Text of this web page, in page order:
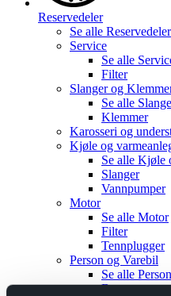
Reservedeler
Se alle Reservedeler
Service
Se alle
Filter
Slanger og
Se alle
Klemmer
Karosseri og
Kjøle og
Se alle Kjøle
Slanger
Vannpumper
Motor
Se alle Motor
Filter
Tennplugger
Person og Varebil
Se alle
Brems